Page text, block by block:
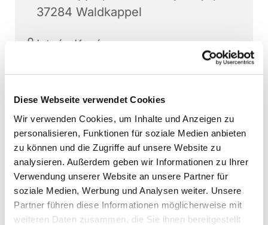
Diese Webseite verwendet Cookies
Wir verwenden Cookies, um Inhalte und Anzeigen zu
personalisieren, Funktionen für soziale Medien anbieten
zu können und die Zugriffe auf unsere Website zu
analysieren. Außerdem geben wir Informationen zu Ihrer
Verwendung unserer Website an unsere Partner für
soziale Medien, Werbung und Analysen weiter. Unsere
Partner führen diese Informationen möglicherweise mit
weiteren Daten zusammen, die Sie ihnen bereitgestellt
37284 Waldkappel
István Kovács